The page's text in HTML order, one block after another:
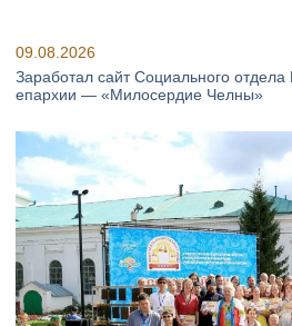
09.08.2026
Заработал сайт Социального
епархии — «Милосердие Челны»